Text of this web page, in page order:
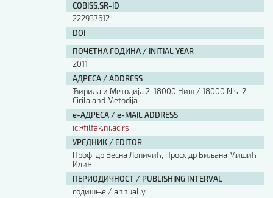
COBISS.SR-ID
222937612
DOI
ПОЧЕТНА ГОДИНА / INITIAL YEAR
2011
АДРЕСА / ADDRESS
Ћирила и Методија 2, 18000 Ниш / 18000 Nis, 2
Cirila and Metodija
е-АДРЕСА / e-MAIL ADDRESS
ic@filfak.ni.ac.rs
УРЕДНИК / EDITOR
Проф. др Весна Лопичић, Проф. др Биљана Мишић
Илић
ПЕРИОДИЧНОСТ / PUBLISHING INTERVAL
годишње / annually